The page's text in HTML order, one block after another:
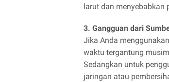
larut dan menyebabkan
3. Gangguan dari
Jika Anda
waktu tergantung
Sedangkan untuk
jaringan atau